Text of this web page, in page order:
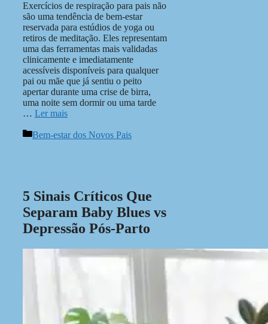
Exercícios de respiração para pais não
são uma tendência de bem-estar
reservada para estúdios de yoga ou
retiros de meditação. Eles representam
uma das ferramentas mais validadas
clinicamente e imediatamente
acessíveis disponíveis para qualquer
pai ou mãe que já sentiu o peito
apertar durante uma crise de birra,
uma noite sem dormir ou uma tarde
… Ler mais
Categorias
Bem-estar dos Novos Pais
5 Sinais Críticos Que
Separam Baby Blues vs
Depressão Pós-Parto